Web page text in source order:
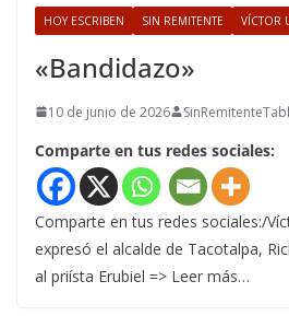
HOY ESCRIBEN SIN REMITENTE VÍCTOR
«Bandidazo»
10 de junio de 2026 SinRemitenteTab
Comparte en tus redes sociales:
Comparte en tus redes sociales:/
expresó el alcalde de Tacotalpa,
al priísta Erubiel => Leer más…